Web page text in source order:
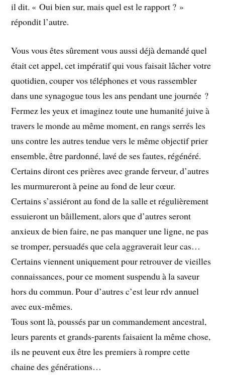
il dit. « Oui bien sur, mais quel est le rapport ? »
répondit l’autre.
Vous vous êtes sûrement vous aussi déjà demandé quel
était cet appel, cet impératif qui vous faisait lâcher votre
quotidien, couper vos téléphones et vous rassembler
dans une synagogue tous les ans pendant une journée ?
Fermez les yeux et imaginez toute une humanité juive à
travers le monde au même moment, en rangs serrés les
uns contre les autres tendue vers le même objectif prier
ensemble, être pardonné, lavé de ses fautes, régénéré.
Certains diront ces prières avec grande ferveur, d’autres
les murmureront à peine au fond de leur cœur.
Certains s’assiéront au fond de la salle et régulièrement
essuieront un bâillement, alors que d’autres seront
anxieux de bien faire, ne pas manquer une ligne, ne pas
se tromper, persuadés que cela aggraverait leur cas…
Certains viennent uniquement pour retrouver de vieilles
connaissances, pour ce moment suspendu à la saveur
hors du commun. Pour d’autres c’est leur rdv annuel
avec eux-mêmes.
Tous sont là, poussés par un commandement ancestral,
leurs parents et grands-parents faisaient la même chose,
ils ne peuvent eux être les premiers à rompre cette
chaine des générations…